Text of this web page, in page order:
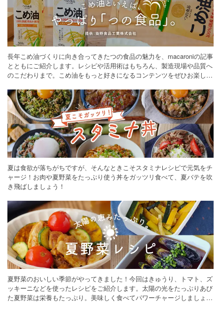
長年こめ油づくりに向き合ってきたつの食品の魅力を、macaroniの記事
とともにご紹介します。レシピや活用術はもちろん、製造現場や品質へ
のこだわりまで。こめ油をもっと好きになるコンテンツをぜひお楽しみ
夏は食欲が落ちがちですが、そんなときこそスタミナレシピで元気をチ
ャージ！お肉や夏野菜をたっぷり使う丼をガッツリ食べて、夏バテを吹
き飛ばしましょう！
夏野菜のおいしい季節がやってきました！今回はきゅうり、トマト、ズ
ッキーニなどを使ったレシピをご紹介します。太陽の光をたっぷりあび
た夏野菜は栄養もたっぷり。美味しく食べてパワーチャージしましょう